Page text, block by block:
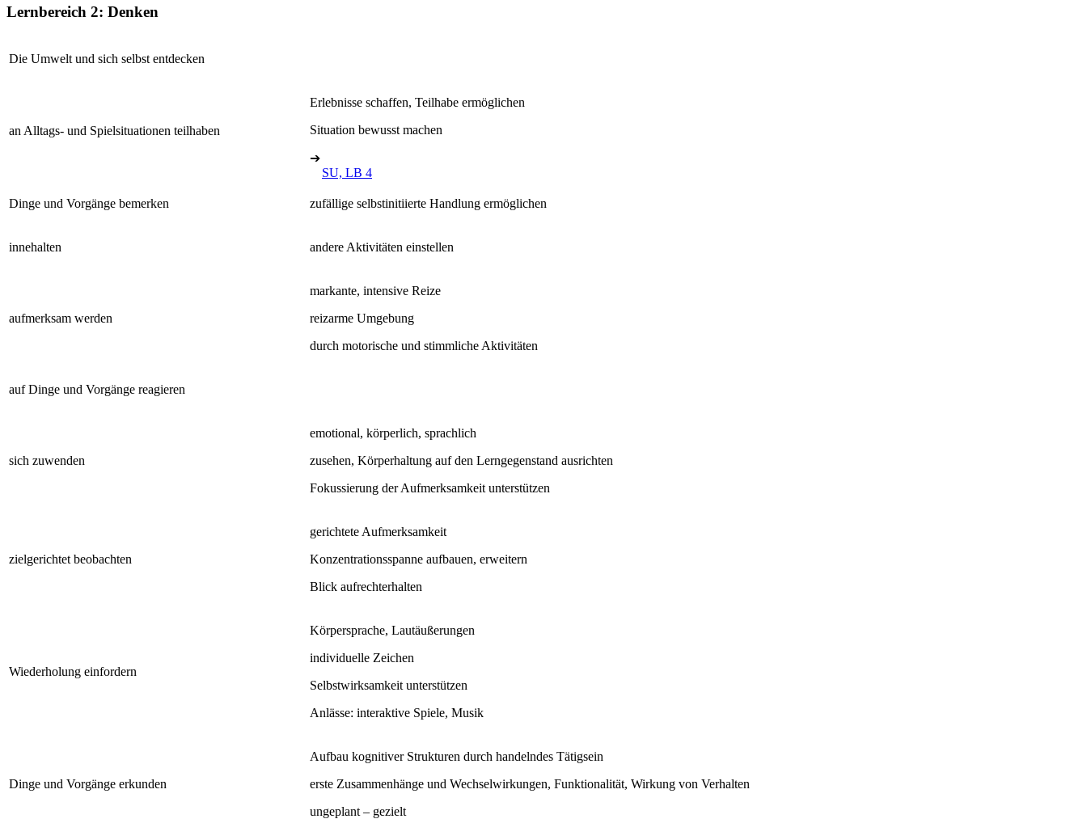
Lernbereich 2: Denken
Die Umwelt und sich selbst entdecken
an Alltags- und Spielsituationen teilhaben
Erlebnisse schaffen, Teilhabe ermöglichen
Situation bewusst machen
➔
SU, LB 4
Dinge und Vorgänge bemerken zufällige selbstinitiierte Handlung ermöglichen
innehalten andere Aktivitäten einstellen
aufmerksam werden
markante, intensive Reize
reizarme Umgebung
durch motorische und stimmliche Aktivitäten
auf Dinge und Vorgänge reagieren
sich zuwenden
emotional, körperlich, sprachlich
zusehen, Körperhaltung auf den Lerngegenstand ausrichten
Fokussierung der Aufmerksamkeit unterstützen
zielgerichtet beobachten
gerichtete Aufmerksamkeit
Konzentrationsspanne aufbauen, erweitern
Blick aufrechterhalten
Wiederholung einfordern
Körpersprache, Lautäußerungen
individuelle Zeichen
Selbstwirksamkeit unterstützen
Anlässe: interaktive Spiele, Musik
Dinge und Vorgänge erkunden
Aufbau kognitiver Strukturen durch handelndes Tätigsein
erste Zusammenhänge und Wechselwirkungen, Funktionalität, Wirkung von Verhalten
ungeplant – gezielt